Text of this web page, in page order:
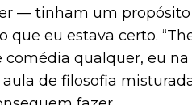
— tinham um propósito
que eu estava certo.
comédia qualquer, eu
de filosofia